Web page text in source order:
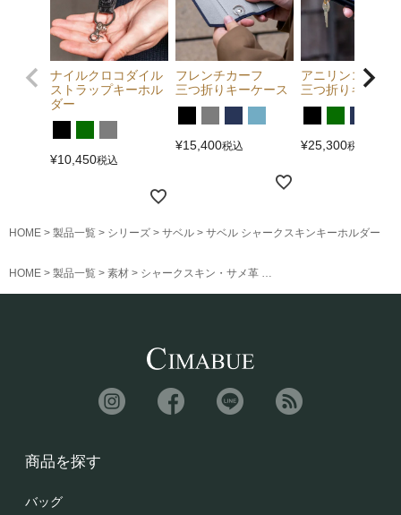
ナイルクロコダイル
ストラップキーホル
ダー
¥10,450税込
フレンチカーフ
三つ折りキーケース
¥15,400税込
アニリンコード
三つ折りキーケ
¥25,300税込
HOME 製品一覧 シリーズ サベル サベル シャークスキンキーホルダー
HOME 製品一覧 素材 シャークスキン・サメ革 サベル シャークスキンキ
商品を探す
バッグ